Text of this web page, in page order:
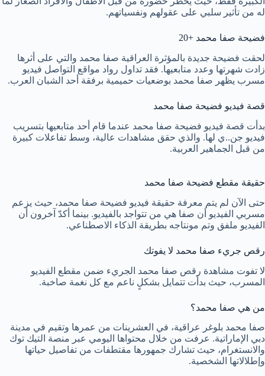
له من تأثير سلبي على عقولهم ونفسياتهم.
فضيحة صفا محمد +20
لحقت فضيحة جديدة بالمؤثرة العراقية صفا محمد والتي على أثرها
زادت شهرتها وعدد متابعيها. فقد تداول رواد مواقع التواصل فيديو
مسرب يظهر صفا محمد بوضعيات حميمية برفقة أحد الشبان العرب.
قصة فيديو فضيحة صفا محمد
بدأت قصة فيديو فضيحة صفا محمد عندما قام أحد متابعيها بتسريب
فيديو جن..ي لها. والذي حقق مشاهدات عالية، وسط تفاعلات كبيرة
من قبل الجماهير العربية.
حقيقة مقطع فضيحة صفا محمد
حتى الآن لم يتم معرفة حقيقة فيديو فضيحة صفا محمد، حيث يزعم
مسربي الفيديو أن صفا هي من تتواجد بالفيديو. بينما أكدّ آخرون أن
الفيديو ملفق وتم مونتاجه بطريقة الذكاء الاصطناعي.
رقص جريء صفا محمد لا يفوتك
لا تفوت مشاهدة رقص صفا محمد الجريء ضمن مقطع الفيديو
المسرب، حيث بدأت تتمايل بشكلٍ ناعم مع كل نغمة صاخبة.
من هي صفا محمد؟
صفا محمد بلوغر عراقية، في العشرينات من عمرها وتقيم في مدينة
دبي الإماراتية. عرفت من خلال محتواها اليومي عبر منصة التيك توك
والانستغرام، حيث تشارك جمهورها مقتطفات من تفاصيل حياتها
وإطلالاتها الشخصية.